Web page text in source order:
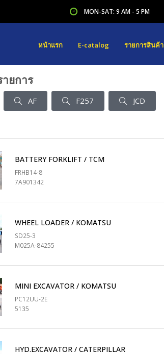
MON-SAT: 9 AM - 5 PM
หน้าแรก E-catalog รายการสินค้า
ยการ
AF F257 JCD
BATTERY FORKLIFT / TCM
FRHB14-8
7A901342
WHEEL LOADER / KOMATSU
SD25-3
M025A-84255
MINI EXCAVATOR / KOMATSU
PC12UU-2E
5135
HYD.EXCAVATOR / CATERPILLAR